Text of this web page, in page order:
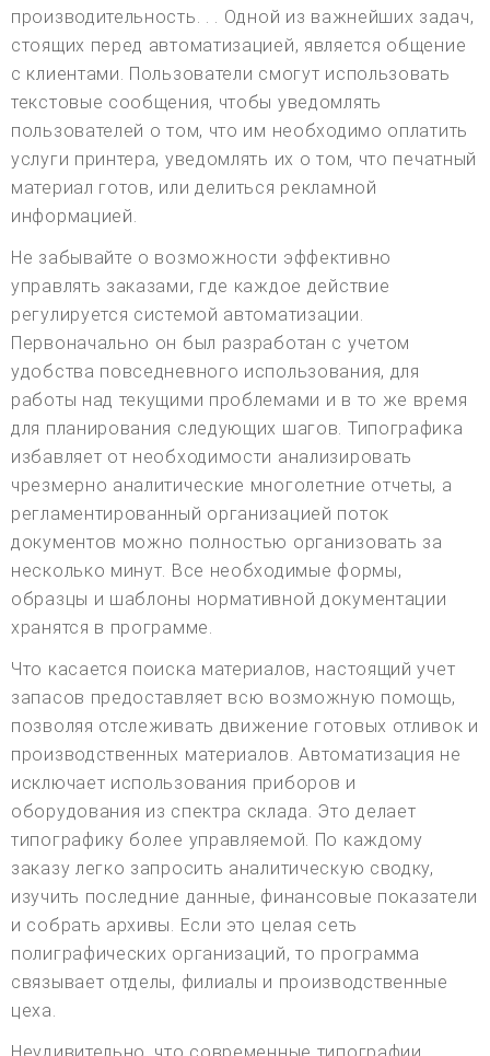
производительность. . . Одной из важнейших задач,
стоящих перед автоматизацией, является общение
с клиентами. Пользователи смогут использовать
текстовые сообщения, чтобы уведомлять
пользователей о том, что им необходимо оплатить
услуги принтера, уведомлять их о том, что печатный
материал готов, или делиться рекламной
информацией.
Не забывайте о возможности эффективно
управлять заказами, где каждое действие
регулируется системой автоматизации.
Первоначально он был разработан с учетом
удобства повседневного использования, для
работы над текущими проблемами и в то же время
для планирования следующих шагов. Типографика
избавляет от необходимости анализировать
чрезмерно аналитические многолетние отчеты, а
регламентированный организацией поток
документов можно полностью организовать за
несколько минут. Все необходимые формы,
образцы и шаблоны нормативной документации
хранятся в программе.
Что касается поиска материалов, настоящий учет
запасов предоставляет всю возможную помощь,
позволяя отслеживать движение готовых отливок и
производственных материалов. Автоматизация не
исключает использования приборов и
оборудования из спектра склада. Это делает
типографику более управляемой. По каждому
заказу легко запросить аналитическую сводку,
изучить последние данные, финансовые показатели
и собрать архивы. Если это целая сеть
полиграфических организаций, то программа
связывает отделы, филиалы и производственные
цеха.